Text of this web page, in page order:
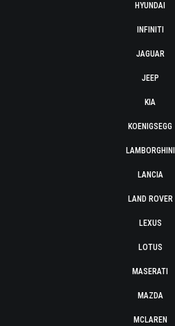
HYUNDAI
INFINITI
JAGUAR
JEEP
KIA
KOENIGSEGG
LAMBORGHINI
LANCIA
LAND ROVER
LEXUS
LOTUS
MASERATI
MAZDA
MCLAREN